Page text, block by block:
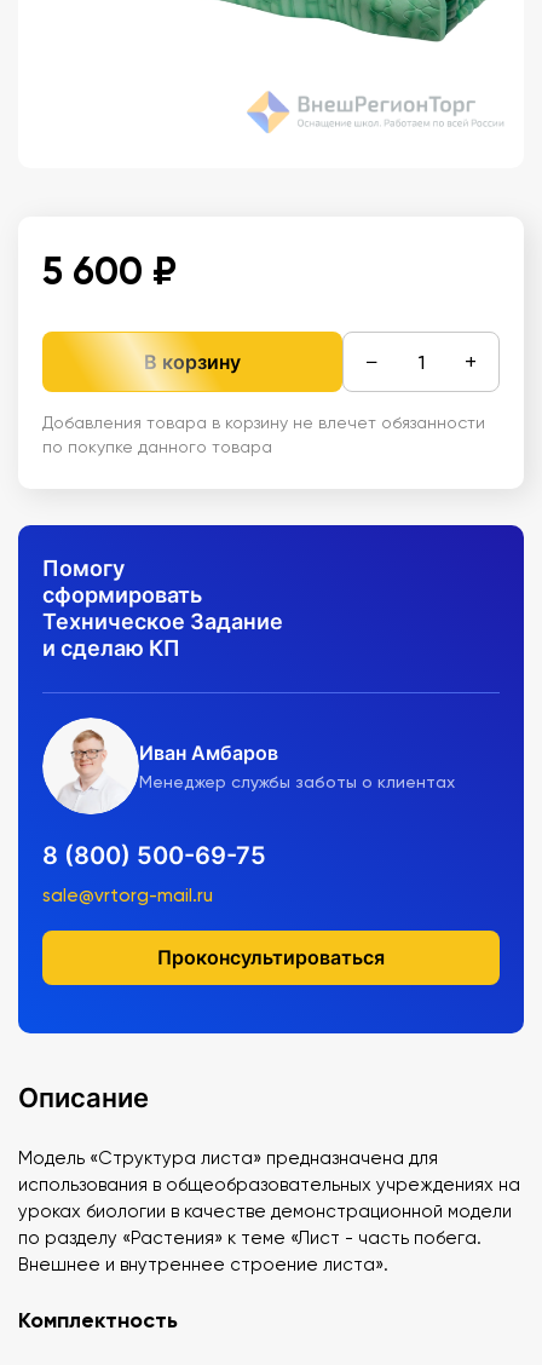
5 600 ₽
В корзину − +
Добавления товара в корзину не влечет обязанности
по покупке данного товара
Помогу
сформировать
Техническое Задание
и сделаю КП
Иван Амбаров
Менеджер службы заботы о клиентах
8 (800) 500-69-75
sale@vrtorg-mail.ru
Проконсультироваться
Описание
Модель «Структура листа» предназначена для
использования в общеобразовательных учреждениях на
уроках биологии в качестве демонстрационной модели
по разделу «Растения» к теме «Лист - часть побега.
Внешнее и внутреннее строение листа».
Комплектность